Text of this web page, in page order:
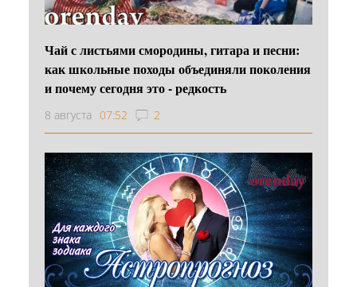
Чай с листьями смородины, гитара и песни:
как школьные походы объединяли поколения
и почему сегодня это - редкость
8 августа 07:52 2